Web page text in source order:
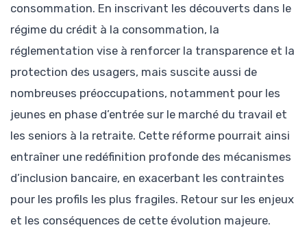
consommation. En inscrivant les découverts dans le
régime du crédit à la consommation, la
réglementation vise à renforcer la transparence et la
protection des usagers, mais suscite aussi de
nombreuses préoccupations, notamment pour les
jeunes en phase d’entrée sur le marché du travail et
les seniors à la retraite. Cette réforme pourrait ainsi
entraîner une redéfinition profonde des mécanismes
d’inclusion bancaire, en exacerbant les contraintes
pour les profils les plus fragiles. Retour sur les enjeux
et les conséquences de cette évolution majeure.